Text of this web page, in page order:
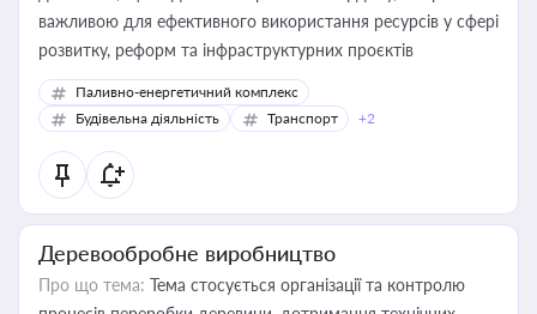
важливою для ефективного використання ресурсів у сфері
розвитку, реформ та інфраструктурних проєктів
Паливно-енергетичний комплекс
Будівельна діяльність
Транспорт +2
Деревообробне виробництво
Про що тема: Тема стосується організації та контролю